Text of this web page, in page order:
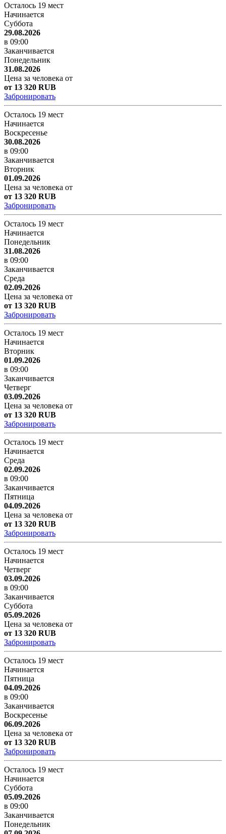
Осталось 19 мест
Начинается
Суббота
29.08.2026
в 09:00
Заканчивается
Понедельник
31.08.2026
Цена за человека от
от 13 320 RUB
Забронировать
Осталось 19 мест
Начинается
Воскресенье
30.08.2026
в 09:00
Заканчивается
Вторник
01.09.2026
Цена за человека от
от 13 320 RUB
Забронировать
Осталось 19 мест
Начинается
Понедельник
31.08.2026
в 09:00
Заканчивается
Среда
02.09.2026
Цена за человека от
от 13 320 RUB
Забронировать
Осталось 19 мест
Начинается
Вторник
01.09.2026
в 09:00
Заканчивается
Четверг
03.09.2026
Цена за человека от
от 13 320 RUB
Забронировать
Осталось 19 мест
Начинается
Среда
02.09.2026
в 09:00
Заканчивается
Пятница
04.09.2026
Цена за человека от
от 13 320 RUB
Забронировать
Осталось 19 мест
Начинается
Четверг
03.09.2026
в 09:00
Заканчивается
Суббота
05.09.2026
Цена за человека от
от 13 320 RUB
Забронировать
Осталось 19 мест
Начинается
Пятница
04.09.2026
в 09:00
Заканчивается
Воскресенье
06.09.2026
Цена за человека от
от 13 320 RUB
Забронировать
Осталось 19 мест
Начинается
Суббота
05.09.2026
в 09:00
Заканчивается
Понедельник